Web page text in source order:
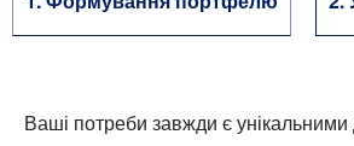
Ваші потреби завжди є унікальними